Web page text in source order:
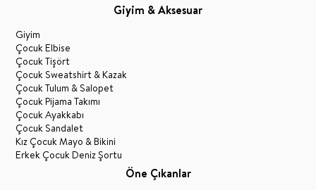
Giyim & Aksesuar
Giyim
Çocuk Elbise
Çocuk Tişört
Çocuk Sweatshirt & Kazak
Çocuk Tulum & Salopet
Çocuk Pijama Takımı
Çocuk Ayakkabı
Çocuk Sandalet
Kız Çocuk Mayo & Bikini
Erkek Çocuk Deniz Şortu
Öne Çıkanlar